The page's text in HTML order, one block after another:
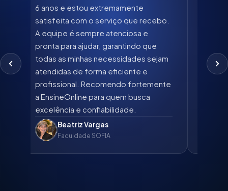
6 anos e estou extremamente
satisfeita com o serviço que recebo.
A equipe é sempre atenciosa e
pronta para ajudar, garantindo que
todas as minhas necessidades sejam
atendidas de forma eficiente e
profissional. Recomendo fortemente
a EnsineOnline para quem busca
excelência e confiabilidade.
Beatriz Vargas
Faculdade SOFIA
todas